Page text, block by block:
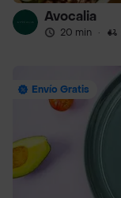
Avocalia
20 min ·
Envío Gratis